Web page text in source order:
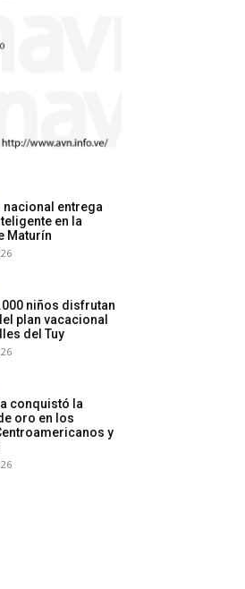
nacional entrega
en la
Maturín
niños disfrutan
plan vacacional
del Tuy
conquistó la
oro en los
y